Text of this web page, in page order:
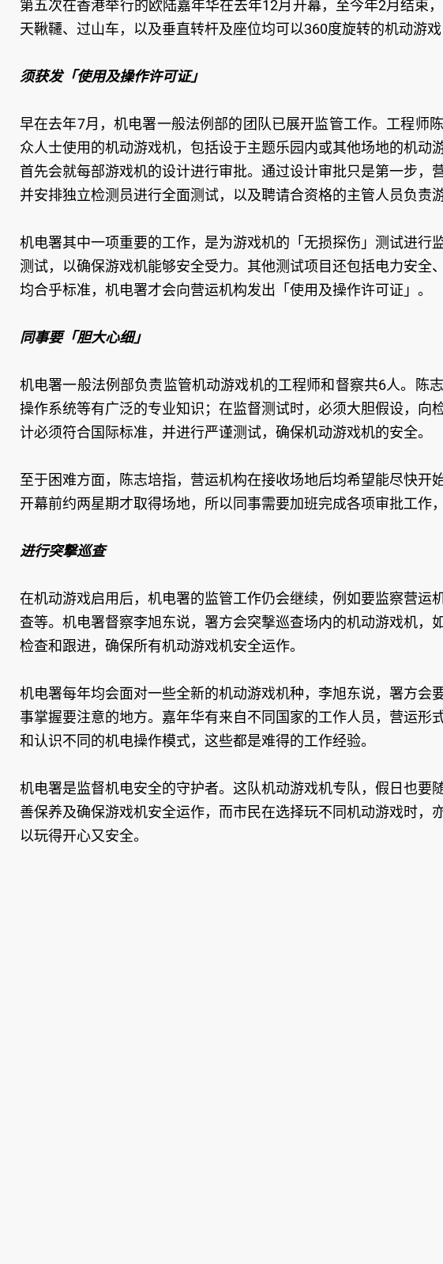
第五次在香港举行的欧陆嘉年华在去年12月开幕，至今年2月结束
天鞦韆、过山车，以及垂直转杆及座位均可以360度旋转的机动游
须获发「使用及操作许可证」
早在去年7月，机电署一般法例部的团队已展开监管工作。工程师
众人士使用的机动游戏机，包括设于主题乐园内或其他场地的机动
首先会就每部游戏机的设计进行审批。通过设计审批只是第一步，
并安排独立检测员进行全面测试，以及聘请合资格的主管人员负责
机电署其中一项重要的工作，是为游戏机的「无损探伤」测试进行
测试，以确保游戏机能够安全受力。其他测试项目还包括电力安全
均合乎标准，机电署才会向营运机构发出「使用及操作许可证」。
同事要「胆大心细」
机电署一般法例部负责监管机动游戏机的工程师和督察共6人。陈
操作系统等有广泛的专业知识；在监督测试时，必须大胆假设，向
计必须符合国际标准，并进行严谨测试，确保机动游戏机的安全。
至于困难方面，陈志培指，营运机构在接收场地后均希望能尽快开
开幕前约两星期才取得场地，所以同事需要加班完成各项审批工作
进行突撃巡查
在机动游戏启用后，机电署的监管工作仍会继续，例如要监察营运
查等。机电署督察李旭东说，署方会突撃巡查场内的机动游戏机，
检查和跟进，确保所有机动游戏机安全运作。
机电署每年均会面对一些全新的机动游戏机种，李旭东说，署方会
事掌握要注意的地方。嘉年华有来自不同国家的工作人员，营运形
和认识不同的机电操作模式，这些都是难得的工作经验。
机电署是监督机电安全的守护者。这队机动游戏机专队，假日也要
善保养及确保游戏机安全运作，而市民在选择玩不同机动游戏时，
以玩得开心又安全。